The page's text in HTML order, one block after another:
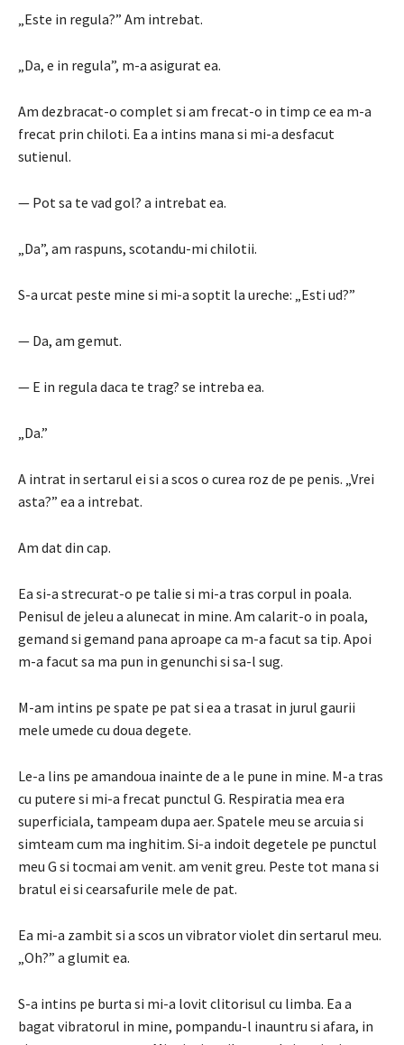
„Este in regula?” Am intrebat.
„Da, e in regula”, m-a asigurat ea.
Am dezbracat-o complet si am frecat-o in timp ce ea m-a
frecat prin chiloti. Ea a intins mana si mi-a desfacut
sutienul.
— Pot sa te vad gol? a intrebat ea.
„Da”, am raspuns, scotandu-mi chilotii.
S-a urcat peste mine si mi-a soptit la ureche: „Esti ud?”
— Da, am gemut.
— E in regula daca te trag? se intreba ea.
„Da.”
A intrat in sertarul ei si a scos o curea roz de pe penis. „Vrei
asta?” ea a intrebat.
Am dat din cap.
Ea si-a strecurat-o pe talie si mi-a tras corpul in poala.
Penisul de jeleu a alunecat in mine. Am calarit-o in poala,
gemand si gemand pana aproape ca m-a facut sa tip. Apoi
m-a facut sa ma pun in genunchi si sa-l sug.
M-am intins pe spate pe pat si ea a trasat in jurul gaurii
mele umede cu doua degete.
Le-a lins pe amandoua inainte de a le pune in mine. M-a tras
cu putere si mi-a frecat punctul G. Respiratia mea era
superficiala, tampeam dupa aer. Spatele meu se arcuia si
simteam cum ma inghitim. Si-a indoit degetele pe punctul
meu G si tocmai am venit. am venit greu. Peste tot mana si
bratul ei si cearsafurile mele de pat.
Ea mi-a zambit si a scos un vibrator violet din sertarul meu.
„Oh?” a glumit ea.
S-a intins pe burta si mi-a lovit clitorisul cu limba. Ea a
bagat vibratorul in mine, pompandu-l inauntru si afara, in